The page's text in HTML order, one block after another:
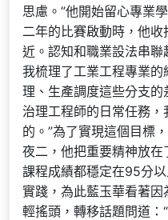
思慮。”他開始留心專業
二年的比賽啟動時，他
近。認知和職業設法串
我梳理了工業工程專業
理、生產調度這些分支
治理工程師的日常任務
的。”為了實現這個目標
夜二，他把重要精神放
課程成績都穩定在95分
實踐，為此藍玉華看著
輕搖頭，轉移話題問道：